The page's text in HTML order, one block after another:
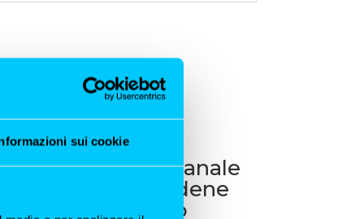
sui cookie
Panettone artigianale
con Valdobbiadene
millesimato